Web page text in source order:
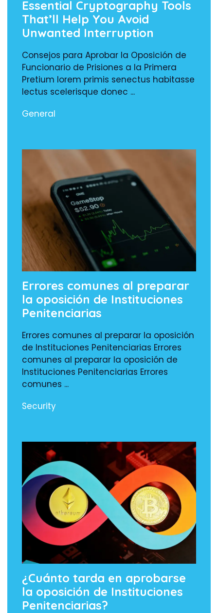
Essential Cryptography Tools
That’ll Help You Avoid
Unwanted Interruption
Consejos para Aprobar la Oposición de
Funcionario de Prisiones a la Primera
Pretium lorem primis senectus habitasse
lectus scelerisque donec ...
General
Errores comunes al preparar
la oposición de Instituciones
Penitenciarias
Errores comunes al preparar la oposición
de Instituciones Penitenciarias Errores
comunes al preparar la oposición de
Instituciones Penitenciarias Errores
comunes ...
Security
¿Cuánto tarda en aprobarse
la oposición de Instituciones
Penitenciarias?